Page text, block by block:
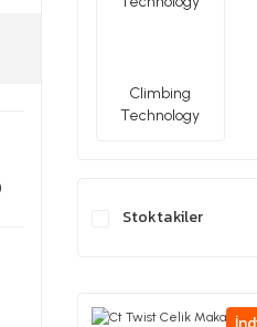
Climbing
Technology
Stoktakiler